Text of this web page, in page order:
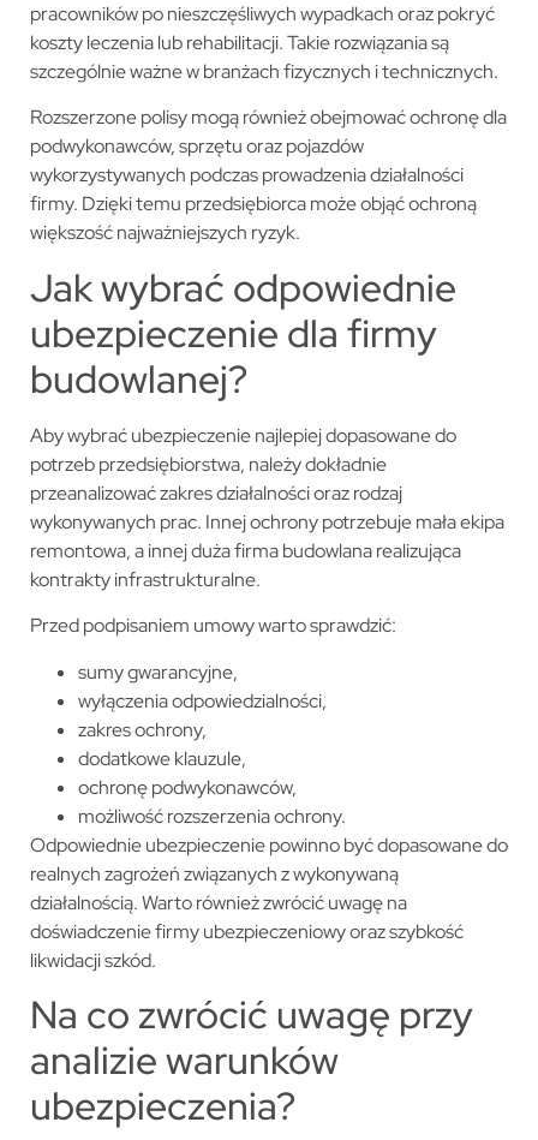
pracowników po nieszczęśliwych wypadkach oraz pokryć
koszty leczenia lub rehabilitacji. Takie rozwiązania są
szczególnie ważne w branżach fizycznych i technicznych.
Rozszerzone polisy mogą również obejmować ochronę dla
podwykonawców, sprzętu oraz pojazdów
wykorzystywanych podczas prowadzenia działalności
firmy. Dzięki temu przedsiębiorca może objąć ochroną
większość najważniejszych ryzyk.
Jak wybrać odpowiednie
ubezpieczenie dla firmy
budowlanej?
Aby wybrać ubezpieczenie najlepiej dopasowane do
potrzeb przedsiębiorstwa, należy dokładnie
przeanalizować zakres działalności oraz rodzaj
wykonywanych prac. Innej ochrony potrzebuje mała ekipa
remontowa, a innej duża firma budowlana realizująca
kontrakty infrastrukturalne.
Przed podpisaniem umowy warto sprawdzić:
sumy gwarancyjne,
wyłączenia odpowiedzialności,
zakres ochrony,
dodatkowe klauzule,
ochronę podwykonawców,
możliwość rozszerzenia ochrony.
Odpowiednie ubezpieczenie powinno być dopasowane do
realnych zagrożeń związanych z wykonywaną
działalnością. Warto również zwrócić uwagę na
doświadczenie firmy ubezpieczeniowy oraz szybkość
likwidacji szkód.
Na co zwrócić uwagę przy
analizie warunków
ubezpieczenia?